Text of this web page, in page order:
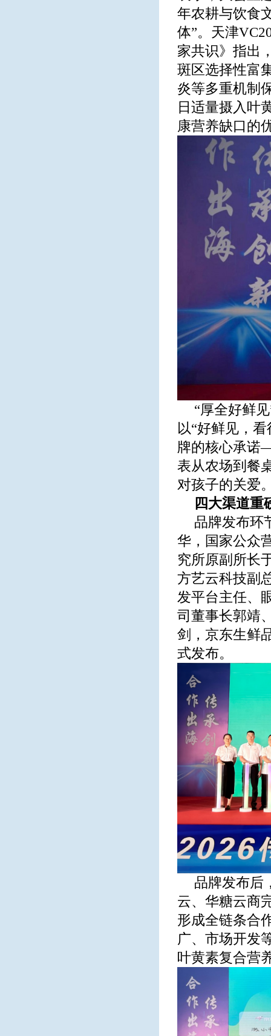
年农耕与饮食
体”。天津
家共识》指出
斑区选择性富
炎等多重机制
日适量摄入叶
康营养缺口的
“厚全好鲜
以“好鲜见，
牌的核心承诺
表从农场到餐
对孩子的关爱
四大渠道重
品牌发布环
华，国家公众
究所原副所长
方艺云科技副
发平台主任、
司董事长郭靖
剑，京东生鲜
式发布。
品牌发布后
云、华糖云商
形成全链条合
广、市场开发
叶黄素复合营